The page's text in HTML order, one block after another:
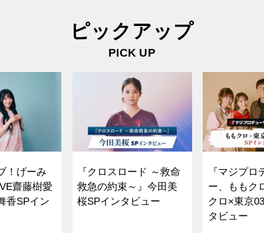
ピックアップ
PICK UP
！げーみ
齋藤樹愛
香SPイン
『クロスロード ～救命
救急の約束～』今田美
桜SPインタビュー
『マジプロ
ー、ももク
クロ×東京
タビュー